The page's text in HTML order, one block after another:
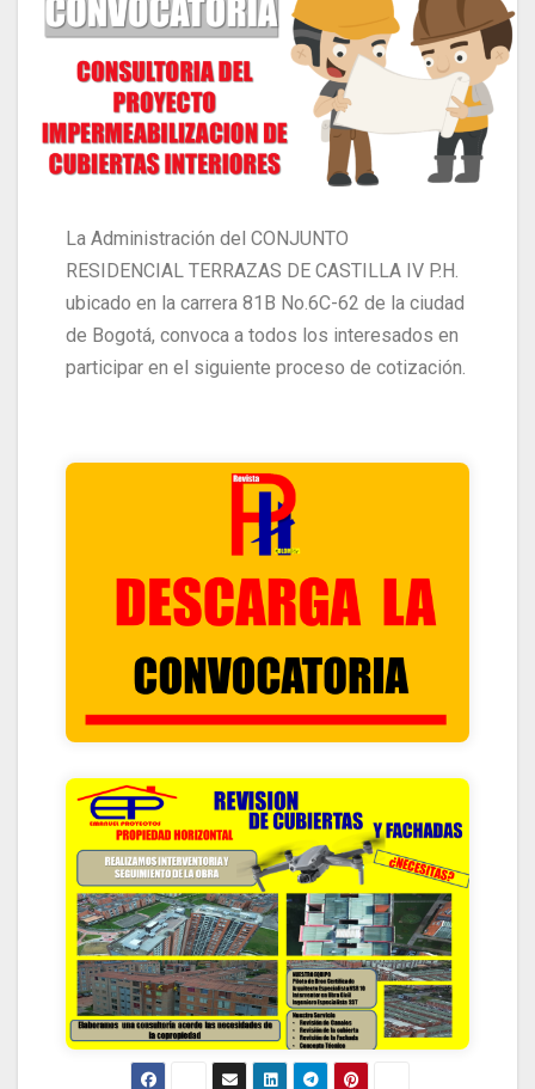
La Administración del CONJUNTO
RESIDENCIAL TERRAZAS DE CASTILLA IV P.H.
ubicado en la carrera 81B No.6C-62 de la ciudad
de Bogotá, convoca a todos los interesados en
participar en el siguiente proceso de cotización.
HACIENDO CLIK ACA
CONTACTANOS